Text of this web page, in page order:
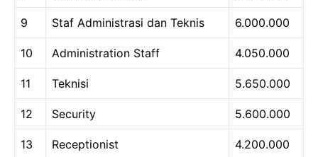
9 Staf Administrasi dan Teknis 6.000.000
10 Administration Staff 4.050.000
11 Teknisi 5.650.000
12 Security 5.600.000
13 Receptionist 4.200.000